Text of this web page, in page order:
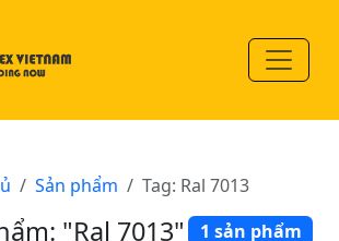
Sản phẩm Tag: Ral 7013
"Ral 7013" 1 sản phẩm